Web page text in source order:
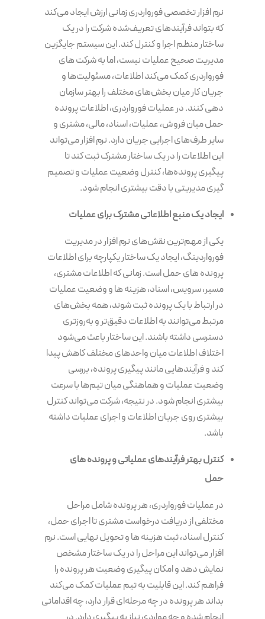
نرم افزار تخصصی فورواردری زمانی ارزش ایجاد می‌کند
که بتواند فرآیندهای تعریف‌شده شرکت را در یک
ساختار منظم اجرا و کنترل کند. این سیستم جایگزین
مدیریت صحیح عملیات نیست، اما به شرکت های
فورواردری کمک می‌کند اطلاعات، مسئولیت‌ها و
جریان کار میان بخش‌های مختلف را بهتر سازمان
دهی کنند. در عملیات فورواردری، اطلاعات پرونده
حمل میان فروش، عملیات، اسناد، مالی، مشتری و
سایر طرف‌های اجرایی جریان دارد. نرم افزار می‌تواند
این اطلاعات را در یک ساختار مشترک ثبت کند تا
پیگیری پرونده‌ها، کنترل وضعیت عملیات و تصمیم
گیری مدیریتی با دقت بیشتری انجام شود.
ایجاد یک منبع اطلاعاتی مشترک برای عملیات
یکی از مهم‌ترین نقش‌های نرم افزار در مدیریت
فورواردینگ، ایجاد یک ساختار یکپارچه برای اطلاعات
پرونده های حمل است. زمانی که اطلاعات مشتری،
مسیر، سرویس، اسناد، هزینه ها و وضعیت عملیات
در ارتباط با یک پرونده ثبت شوند، همه بخش‌های
مرتبط می‌توانند به اطلاعات دقیق‌تر و به‌روزتری
دسترسی داشته باشند. این ساختار باعث می‌شود
اختلاف اطلاعات میان واحدهای مختلف کاهش پیدا
کند و فرآیندهایی مانند پیگیری پرونده، بررسی
وضعیت عملیات و هماهنگی میان تیم‌ها با سرعت
بیشتری انجام شود. در نتیجه، شرکت می‌تواند کنترل
بیشتری روی جریان اطلاعات و اجرای عملیات داشته
باشد.
کنترل بهتر فرآیندهای عملیاتی و پرونده های
حمل
در عملیات فورواردری، هر پرونده شامل مراحل
مختلفی از دریافت درخواست مشتری تا اجرای حمل،
کنترل اسناد، ثبت هزینه ها و تحویل نهایی است. نرم
افزار می‌تواند این مراحل را در یک ساختار مشخص
نمایش دهد و امکان پیگیری وضعیت هر پرونده را
فراهم کند. این قابلیت به تیم عملیات کمک می‌کند
بداند هر پرونده در چه مرحله‌ای قرار دارد، چه اقداماتی